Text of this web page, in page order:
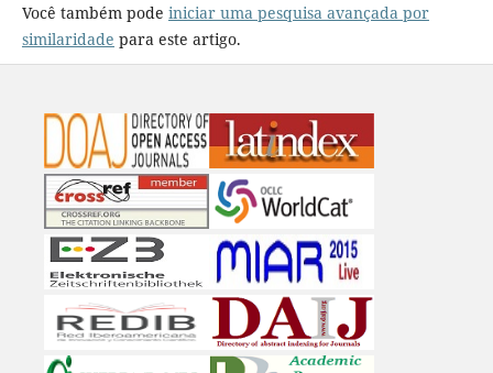
Você também pode iniciar uma pesquisa avançada por
similaridade para este artigo.